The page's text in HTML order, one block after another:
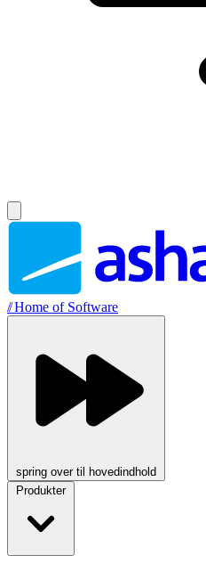
//Home of Software
spring over til hovedindhold
Produkter